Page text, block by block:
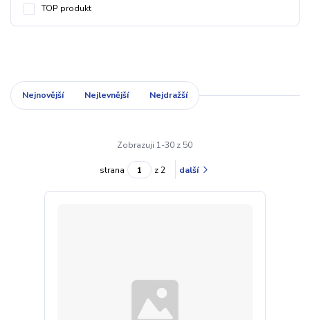
TOP produkt
Nejnovější Nejlevnější Nejdražší
Zobrazuji 1-30 z 50
strana z 2 další